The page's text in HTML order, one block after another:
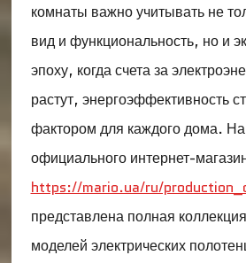
комнаты важно учитывать не
вид и функциональность, но и
эпоху, когда счета за
растут, энергоэффективность
фактором для каждого дома. На
официального интернет-
https://mario.ua/ru/
представлена полная
моделей электрических